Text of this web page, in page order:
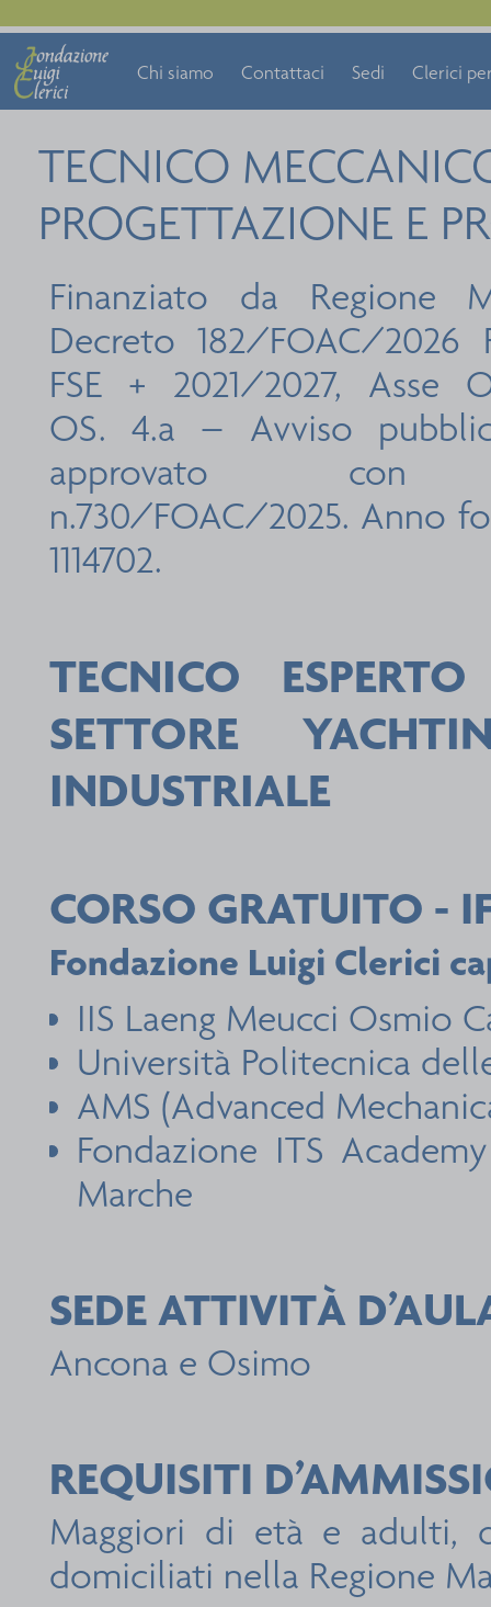
Chi siamo Contattaci Sedi Clerici
TECNICO
PROGETTAZIONE E
Finanziato da Regione
Decreto 182/FOAC/2026
FSE + 2021/2027, Asse
OS. 4.a – Avviso
approvato con
n.730/FOAC/2025. Anno
1114702.
TECNICO
SETTORE
INDUSTRIALE
CORSO GRATUITO -
Fondazione Luigi Clerici
IIS Laeng Meucci Osmio
Università Politecnica
AMS (Advanced
Fondazione ITS
Marche
SEDE ATTIVITÀ
Ancona e Osimo
REQUISITI
Maggiori di età e adulti,
domiciliati nella Regione